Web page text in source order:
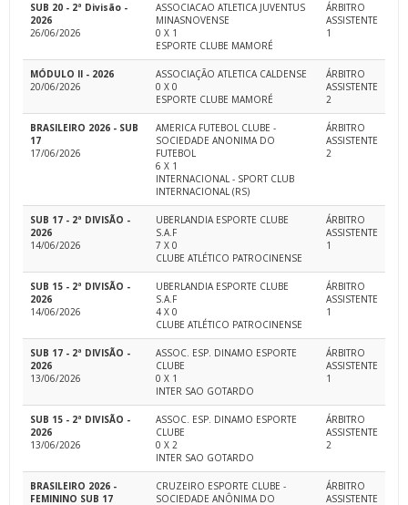
SUB 20 - 2ª Divisão -
2026
26/06/2026
ASSOCIACAO ATLETICA JUVENTUS
MINASNOVENSE
0 X 1
ESPORTE CLUBE MAMORÉ
ÁRBITRO
ASSISTENTE
1
MÓDULO II - 2026
20/06/2026
ASSOCIAÇÃO ATLETICA CALDENSE
0 X 0
ESPORTE CLUBE MAMORÉ
ÁRBITRO
ASSISTENTE
2
BRASILEIRO 2026 - SUB
17
17/06/2026
AMERICA FUTEBOL CLUBE -
SOCIEDADE ANONIMA DO
FUTEBOL
6 X 1
INTERNACIONAL - SPORT CLUB
INTERNACIONAL (RS)
ÁRBITRO
ASSISTENTE
2
SUB 17 - 2ª DIVISÃO -
2026
14/06/2026
UBERLANDIA ESPORTE CLUBE
S.A.F
7 X 0
CLUBE ATLÉTICO PATROCINENSE
ÁRBITRO
ASSISTENTE
1
SUB 15 - 2ª DIVISÃO -
2026
14/06/2026
UBERLANDIA ESPORTE CLUBE
S.A.F
4 X 0
CLUBE ATLÉTICO PATROCINENSE
ÁRBITRO
ASSISTENTE
1
SUB 17 - 2ª DIVISÃO -
2026
13/06/2026
ASSOC. ESP. DINAMO ESPORTE
CLUBE
0 X 1
INTER SAO GOTARDO
ÁRBITRO
ASSISTENTE
1
SUB 15 - 2ª DIVISÃO -
2026
13/06/2026
ASSOC. ESP. DINAMO ESPORTE
CLUBE
0 X 2
INTER SAO GOTARDO
ÁRBITRO
ASSISTENTE
2
BRASILEIRO 2026 -
FEMININO SUB 17
CRUZEIRO ESPORTE CLUBE -
SOCIEDADE ANÔNIMA DO
ÁRBITRO
ASSISTENTE